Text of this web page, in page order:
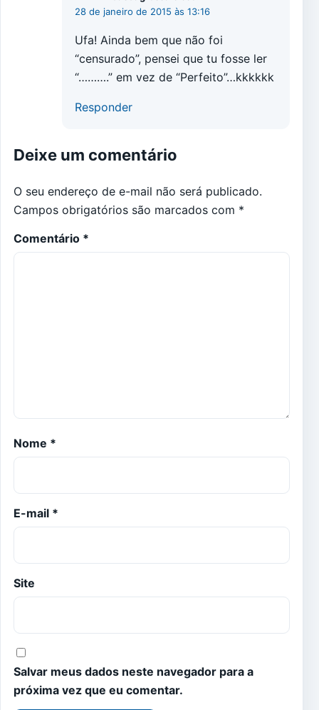
28 de janeiro de 2015 às 13:16
Ufa! Ainda bem que não foi
“censurado”, pensei que tu fosse ler
“……….” em vez de “Perfeito”…kkkkkk
Responder
Deixe um comentário
O seu endereço de e-mail não será publicado.
Campos obrigatórios são marcados com *
Comentário *
Nome *
E-mail *
Site
Salvar meus dados neste navegador para a
próxima vez que eu comentar.